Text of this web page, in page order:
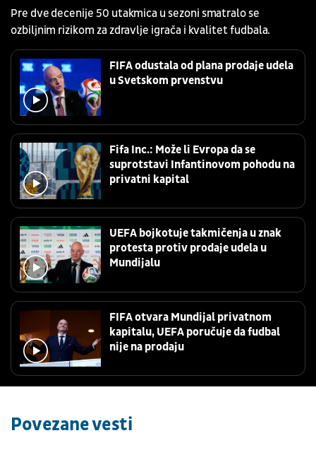
Pre dve decenije 50 utakmica u sezoni smatralo se
ozbiljnim rizikom za zdravlje igrača i kvalitet fudbala.
FIFA odustala od plana prodaje udela
u Svetskom prvenstvu
Fifa Inc.: Može li Evropa da se
suprotstavi Infantinovom pohodu na
privatni kapital
UEFA bojkotuje takmičenja u znak
protesta protiv prodaje udela u
Mundijalu
FIFA otvara Mundijal privatnom
kapitalu, UEFA poručuje da fudbal
nije na prodaju
Povezane vesti